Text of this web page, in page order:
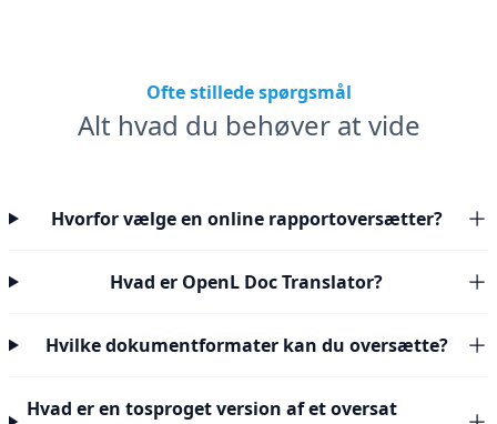
Ofte stillede spørgsmål
Alt hvad du behøver at vide
Hvorfor vælge en online rapportoversætter?
Hvad er OpenL Doc Translator?
Hvilke dokumentformater kan du oversætte?
Hvad er en tosproget version af et oversat